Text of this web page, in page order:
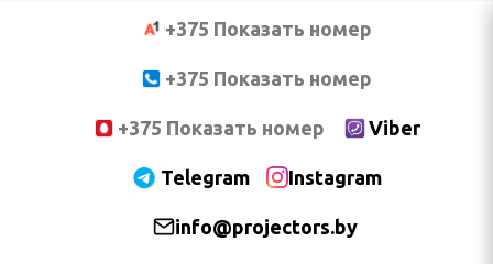
+375 Показать номер
+375 Показать номер
+375 Показать номер Viber
Telegram Instagram
info@projectors.by